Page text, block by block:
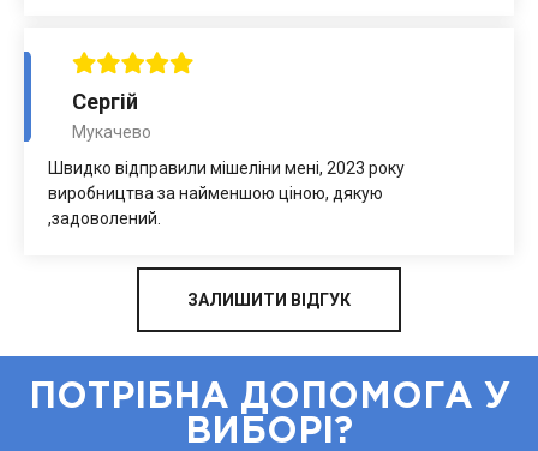
Сергій
Мукачево
Швидко відправили мішеліни мені, 2023 року
виробництва за найменшою ціною, дякую
,задоволений.
ЗАЛИШИТИ ВІДГУК
ПОТРІБНА ДОПОМОГА У
ВИБОРІ?